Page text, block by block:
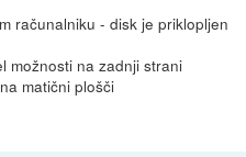
računalniku - disk je priklopljen
možnosti na zadnji strani
matični plošči